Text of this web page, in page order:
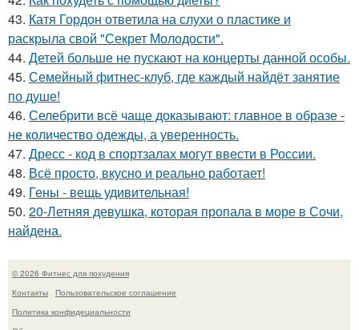
43. Катя Гордон ответила на слухи о пластике и
раскрыла свой "Секрет Молодости".
44. Детей больше не пускают на концерты данной особы.
45. Семейный фитнес-клуб, где каждый найдёт занятие
по душе!
46. Селебрити всё чаще доказывают: главное в образе -
не количество одежды, а уверенность.
47. Дресс - код в спортзалах могут ввести в России.
48. Всё просто, вкусно и реально работает!
49. Гены - вещь удивительная!
50. 20-Летняя девушка, которая пропала в море в Сочи,
найдена.
© 2026 Фитнес для похудения
Контакты
Пользовательское соглашение
Политика конфидециальности